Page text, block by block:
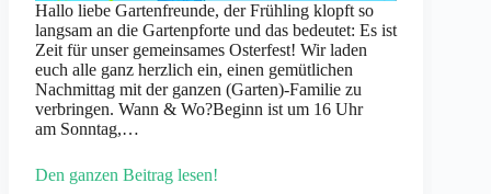
Hallo liebe Gartenfreunde, der Frühling klopft so
langsam an die Gartenpforte und das bedeutet: Es ist
Zeit für unser gemeinsames Osterfest! Wir laden
euch alle ganz herzlich ein, einen gemütlichen
Nachmittag mit der ganzen (Garten)-Familie zu
verbringen. Wann & Wo?Beginn ist um 16 Uhr
am Sonntag,…
Den ganzen Beitrag lesen!